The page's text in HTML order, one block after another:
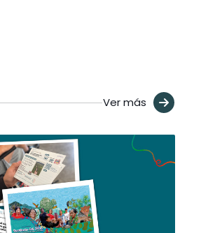
por el río Orotuya.
Ver más